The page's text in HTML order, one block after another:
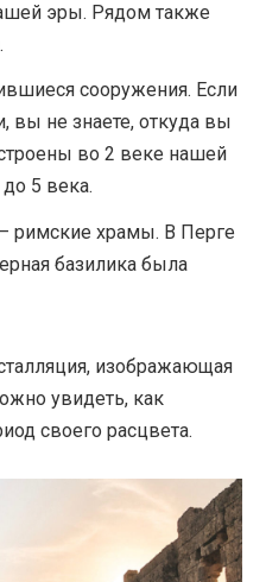
эры. Рядом также
сооружения. Если
вы не знаете, откуда вы
во 2 веке нашей
5 века.
римские храмы. В Перге
базилика была
изображающая
увидеть, как
своего расцвета.